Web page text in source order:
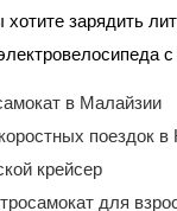
зарядить
в Малайзии
поездок
крейсер
для